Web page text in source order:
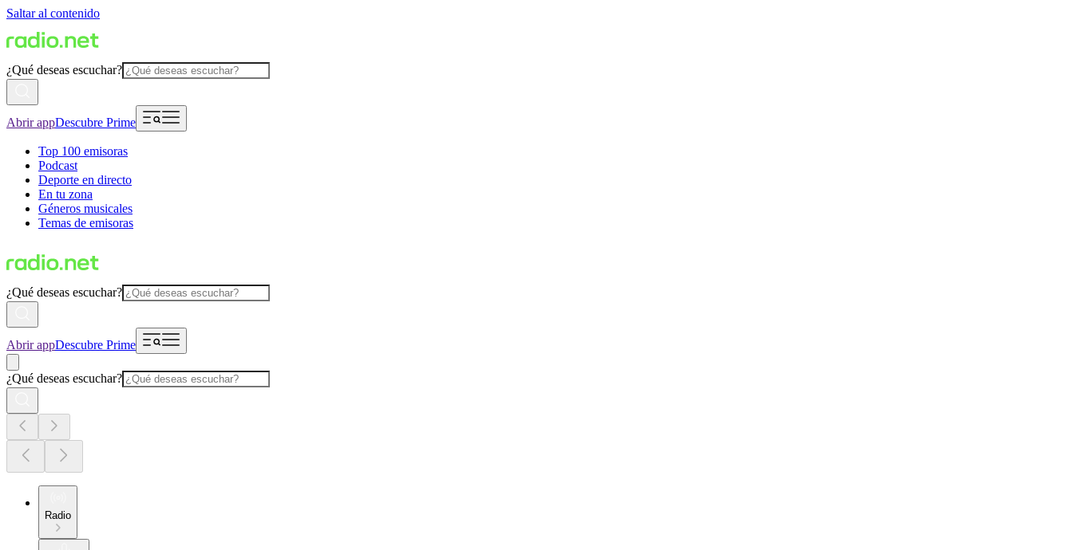
Saltar al contenido
¿Qué deseas escuchar?
Abrir appDescubre Prime
Top 100 emisoras
Podcast
Deporte en directo
En tu zona
Géneros musicales
Temas de emisoras
¿Qué deseas escuchar?
Abrir appDescubre Prime
¿Qué deseas escuchar?
Radio